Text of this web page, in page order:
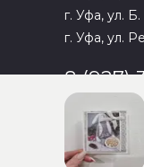
г. Уфа, ул.
г. Уфа, ул.
8 (927)